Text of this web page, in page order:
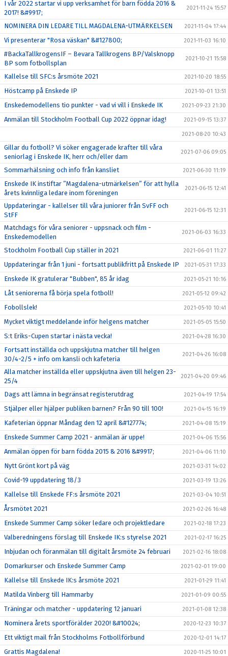
I vår 2022 startar vi upp verksamhet för barn födda 2016 &
2017! &#9917;
2021-11-24 15:57
NOMINERA DIN LEDARE TILL MAGDALENA-UTMÄRKELSEN 2021-11-04 17:44
Vi presenterar "Rosa väskan" &#127800; 2021-11-03 16:10
#BackaTallkrogensIF – Bevara Tallkrogens BP/Valsknopp
BP som fotbollsplan
2021-10-21 15:58
Kallelse till SFC:s årsmöte 2021 2021-10-20 18:55
Höstcamp på Enskede IP 2021-10-01 13:51
Enskedemodellens tio punkter - vad vi vill i Enskede IK 2021-09-23 21:30
Anmälan till Stockholm Football Cup 2022 öppnar idag! 2021-09-15 13:37
2021-08-20 10:43
Gillar du fotboll? Vi söker engagerade krafter till våra
seniorlag i Enskede IK, herr och/eller dam
2021-07-06 09:05
Sommarhälsning och info från kansliet 2021-06-30 11:19
Enskede IK instiftar ”Magdalena-utmärkelsen” för att hylla
årets kvinnliga ledare inom föreningen
2021-06-15 12:41
Uppdateringar - kallelser till våra juniorer från SvFF och
StFF
2021-06-15 12:31
Matchdags för våra seniorer - uppsnack och film -
Enskedemodellen
2021-06-03 16:33
Stockholm Football Cup ställer in 2021 2021-06-01 11:27
Uppdateringar från 1 juni - fortsatt publikfritt på Enskede IP 2021-05-31 17:33
Enskede IK gratulerar "Bubben", 85 år idag 2021-05-21 10:16
Låt seniorerna få börja spela fotboll! 2021-05-12 09:42
Fobollslek! 2021-05-10 10:41
Mycket viktigt meddelande inför helgens matcher 2021-05-05 15:50
S:t Eriks-Cupen startar i nästa vecka! 2021-04-28 16:30
Fortsatt inställda och uppskjutna matcher till helgen
30/4-2/5 + info om kansli och kafeteria
2021-04-26 16:08
Alla matcher inställda eller uppskjutna även till helgen 23-
25/4
2021-04-20 09:46
Dags att lämna in begränsat registerutdrag 2021-04-19 17:54
Stjälper eller hjälper publiken barnen? Från 90 till 100! 2021-04-15 16:19
Kafeterian öppnar Måndag den 12 april &#127774; 2021-04-08 15:19
Enskede Summer Camp 2021 - anmälan är uppe! 2021-04-06 15:56
Anmälan öppen för barn födda 2015 & 2016 &#9917; 2021-04-06 11:10
Nytt Grönt kort på väg 2021-03-31 14:02
Covid-19 uppdatering 18/3 2021-03-19 13:26
Kallelse till Enskede FF:s årsmöte 2021 2021-03-04 10:51
Årsmötet 2021 2021-02-26 16:48
Enskede Summer Camp söker ledare och projektledare 2021-02-18 17:23
Valberedningens förslag till Enskede IK:s styrelse 2021 2021-02-17 16:25
Inbjudan och föranmälan till digitalt årsmöte 24 februari 2021-02-16 18:08
Domarkurser och Enskede Summer Camp 2021-02-01 19:00
Kallelse till Enskede IK:s årsmöte 2021 2021-01-29 11:41
Matilda Vinberg till Hammarby 2021-01-09 00:55
Träningar och matcher - uppdatering 12 januari 2021-01-08 12:38
Nominera årets sportförälder 2020! &#10024; 2020-12-23 10:37
Ett viktigt mail från Stockholms Fotbollförbund 2020-12-01 14:17
Grattis Magdalena! 2020-11-25 10:01